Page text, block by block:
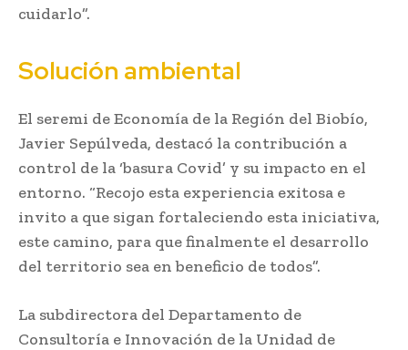
cuidarlo”.
Solución ambiental
El seremi de Economía de la Región del Biobío,
Javier Sepúlveda, destacó la contribución a
control de la ‘basura Covid’ y su impacto en el
entorno. “Recojo esta experiencia exitosa e
invito a que sigan fortaleciendo esta iniciativa,
este camino, para que finalmente el desarrollo
del territorio sea en beneficio de todos”.
La subdirectora del Departamento de
Consultoría e Innovación de la Unidad de